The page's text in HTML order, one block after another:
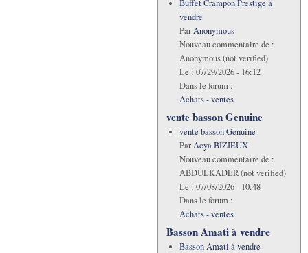
Buffet Crampon Prestige à
vendre
ParAnonymous
Nouveau commentaire de :
Anonymous (not verified)
Le : 07/29/2026 - 16:12
Dans le forum :
Achats - ventes
vente basson Genuine
vente basson Genuine
ParAcya BIZIEUX
Nouveau commentaire de :
ABDULKADER (not verified)
Le : 07/08/2026 - 10:48
Dans le forum :
Achats - ventes
Basson Amati à vendre
Basson Amati à vendre